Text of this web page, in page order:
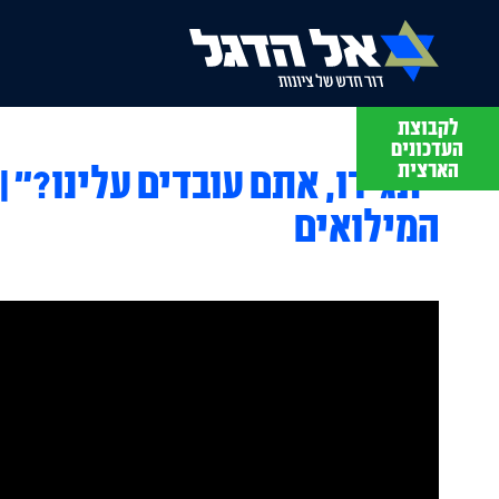
תסבירו לי
עם מתן יפה
לקבוצת
העדכונים
הארצית
״תגידו, אתם עובדים עלינו?״
המילואים